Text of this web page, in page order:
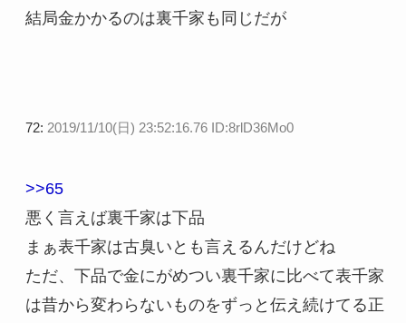
結局金かかるのは裏千家も同じだが
72: 2019/11/10(日) 23:52:16.76 ID:8rlD36Mo0
>>65
悪く言えば裏千家は下品
まぁ表千家は古臭いとも言えるんだけどね
ただ、下品で金にがめつい裏千家に比べて表千家
は昔から変わらないものをずっと伝え続けてる正